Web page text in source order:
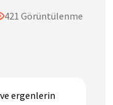
421 Görüntülenme
ergenlerin